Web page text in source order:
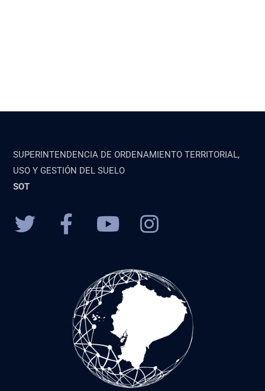
SUPERINTENDENCIA DE ORDENAMIENTO TERRITORIAL,
USO Y GESTIÓN DEL SUELO
SOT